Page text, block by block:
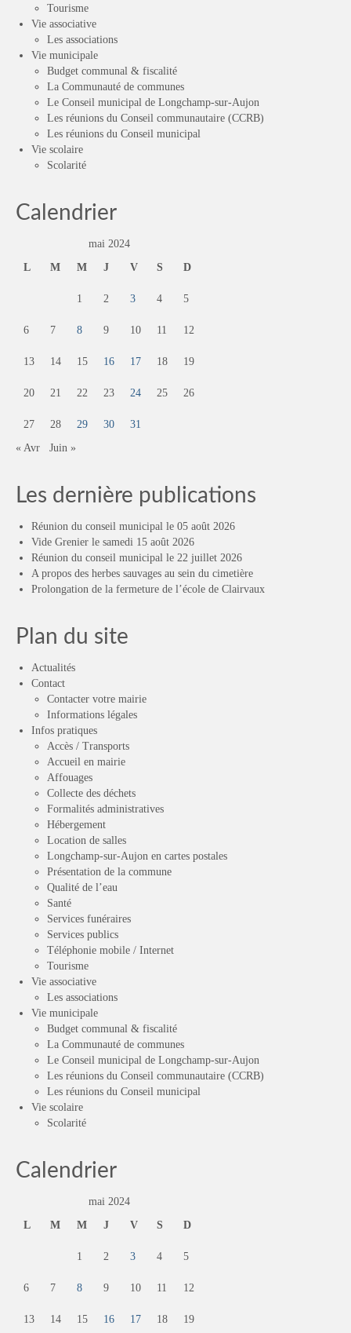
Tourisme
Vie associative
Les associations
Vie municipale
Budget communal & fiscalité
La Communauté de communes
Le Conseil municipal de Longchamp-sur-Aujon
Les réunions du Conseil communautaire (CCRB)
Les réunions du Conseil municipal
Vie scolaire
Scolarité
Calendrier
mai 2024
L
M M J V S D
1 2 3 4 5
6 7 8 9 10 11 12
13 14 15 16 17 18 19
20 21 22 23 24 25 26
27 28 29 30
31
« Avr
Juin »
Les dernière publications
Réunion du conseil municipal le 05 août 2026
Vide Grenier le samedi 15 août 2026
Réunion du conseil municipal le 22 juillet 2026
A propos des herbes sauvages au sein du cimetière
Prolongation de la fermeture de l’école de Clairvaux
Plan du site
Actualités
Contact
Contacter votre mairie
Informations légales
Infos pratiques
Accès / Transports
Accueil en mairie
Affouages
Collecte des déchets
Formalités administratives
Hébergement
Location de salles
Longchamp-sur-Aujon en cartes postales
Présentation de la commune
Qualité de l’eau
Santé
Services funéraires
Services publics
Téléphonie mobile / Internet
Tourisme
Vie associative
Les associations
Vie municipale
Budget communal & fiscalité
La Communauté de communes
Le Conseil municipal de Longchamp-sur-Aujon
Les réunions du Conseil communautaire (CCRB)
Les réunions du Conseil municipal
Vie scolaire
Scolarité
Calendrier
mai 2024
L
M M J V S D
1 2 3 4 5
6 7 8 9 10 11 12
13 14 15 16 17 18 19